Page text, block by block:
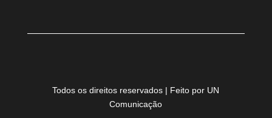
Todos os direitos reservados | Feito por UN
Comunicação